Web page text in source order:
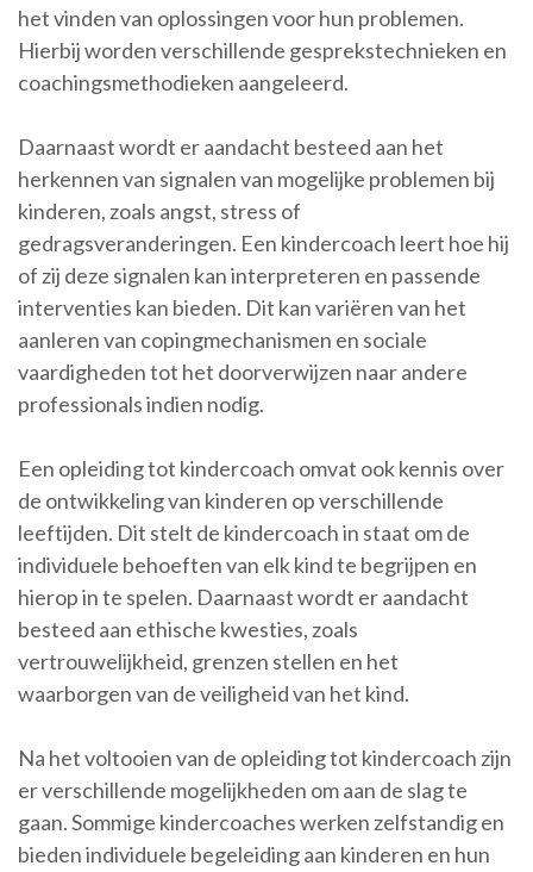
het vinden van oplossingen voor hun problemen.
Hierbij worden verschillende gesprekstechnieken en
coachingsmethodieken aangeleerd.
Daarnaast wordt er aandacht besteed aan het
herkennen van signalen van mogelijke problemen bij
kinderen, zoals angst, stress of
gedragsveranderingen. Een kindercoach leert hoe hij
of zij deze signalen kan interpreteren en passende
interventies kan bieden. Dit kan variëren van het
aanleren van copingmechanismen en sociale
vaardigheden tot het doorverwijzen naar andere
professionals indien nodig.
Een opleiding tot kindercoach omvat ook kennis over
de ontwikkeling van kinderen op verschillende
leeftijden. Dit stelt de kindercoach in staat om de
individuele behoeften van elk kind te begrijpen en
hierop in te spelen. Daarnaast wordt er aandacht
besteed aan ethische kwesties, zoals
vertrouwelijkheid, grenzen stellen en het
waarborgen van de veiligheid van het kind.
Na het voltooien van de opleiding tot kindercoach zijn
er verschillende mogelijkheden om aan de slag te
gaan. Sommige kindercoaches werken zelfstandig en
bieden individuele begeleiding aan kinderen en hun